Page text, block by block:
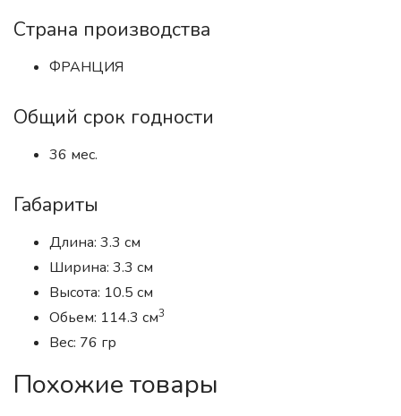
Страна производства
ФРАНЦИЯ
Общий срок годности
36 мес.
Габариты
Длина: 3.3 см
Ширина: 3.3 см
Высота: 10.5 см
Обьем: 114.3 см3
Вес: 76 гр
Похожие товары